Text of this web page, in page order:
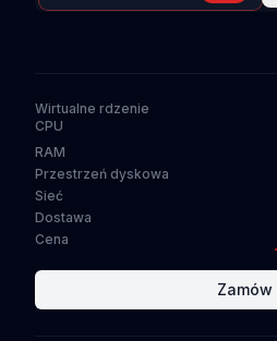
Wirtualne rdzenie
CPU
RAM
Przestrzeń dyskowa
Sieć
Dostawa
Cena
Zamów